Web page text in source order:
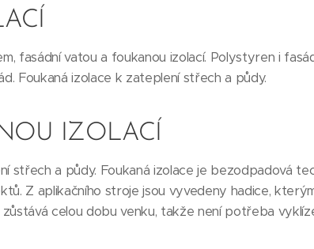
fasádní vatou a foukanou izolací. Polystyren i
Foukaná izolace k zateplení střech a půdy.
IZOLACÍ
střech a půdy. Foukaná izolace je bezodpadová
Z aplikačního stroje jsou vyvedeny hadice,
celou dobu venku, takže není potřeba